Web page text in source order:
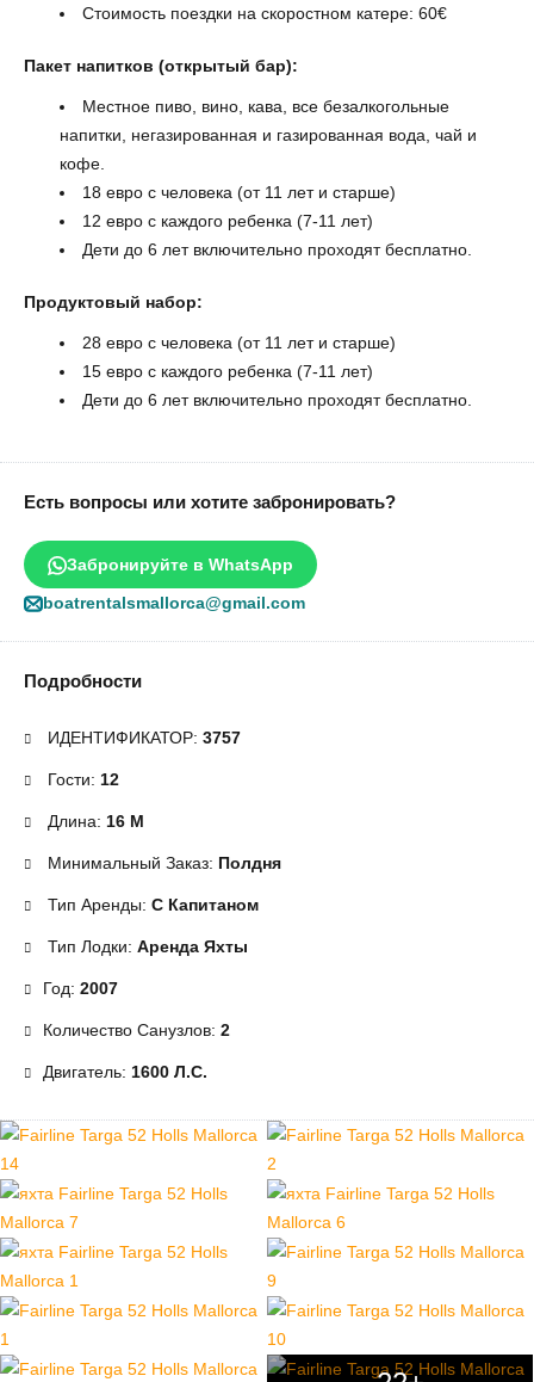
Стоимость поездки на скоростном катере: 60€
Пакет напитков (открытый бар):
Местное пиво, вино, кава, все безалкогольные
напитки, негазированная и газированная вода, чай и
кофе.
18 евро с человека (от 11 лет и старше)
12 евро с каждого ребенка (7-11 лет)
Дети до 6 лет включительно проходят бесплатно.
Продуктовый набор:
28 евро с человека (от 11 лет и старше)
15 евро с каждого ребенка (7-11 лет)
Дети до 6 лет включительно проходят бесплатно.
Есть вопросы или хотите забронировать?
Забронируйте в WhatsApp
boatrentalsmallorca@gmail.com
Подробности
ИДЕНТИФИКАТОР: 3757
Гости: 12
Длина: 16 М
Минимальный Заказ: Полдня
Тип Аренды: С Капитаном
Тип Лодки: Аренда Яхты
Год: 2007
Количество Санузлов: 2
Двигатель: 1600 Л.с.